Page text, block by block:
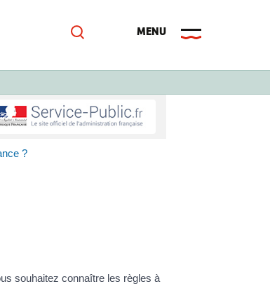
?
souhaitez connaître les règles à